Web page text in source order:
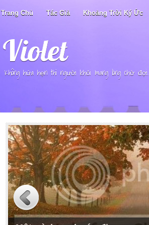
Trang Chủ Tác Giả Khoảng Trời Ký Ức
Violet
Không hứa hẹn thì người khỏi mang lòng chờ đợi.